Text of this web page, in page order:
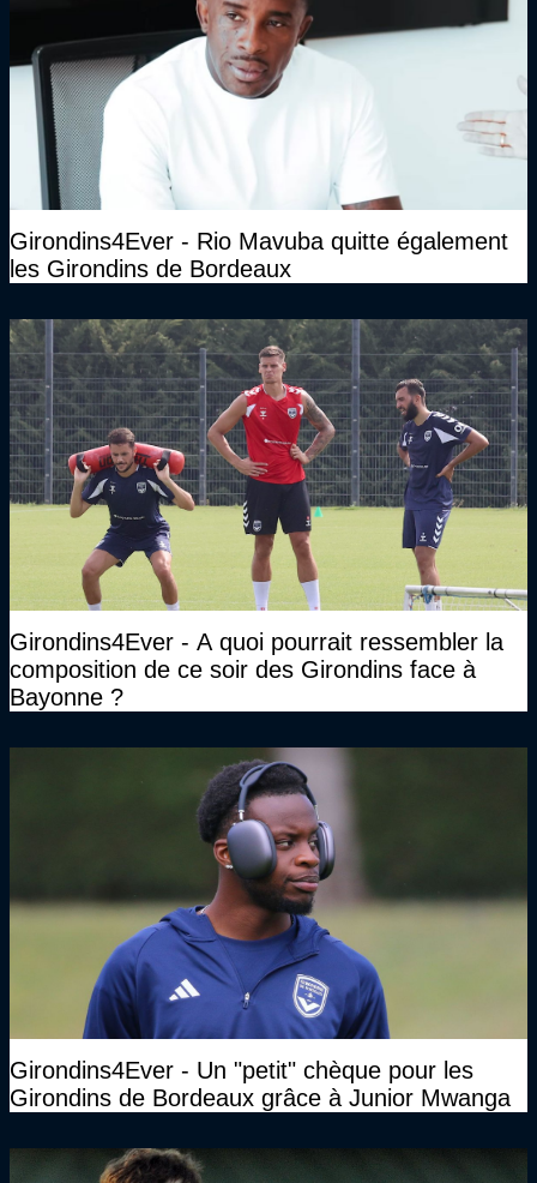
Girondins4Ever - Rio Mavuba quitte également
les Girondins de Bordeaux
Girondins4Ever - A quoi pourrait ressembler la
composition de ce soir des Girondins face à
Bayonne ?
Girondins4Ever - Un "petit" chèque pour les
Girondins de Bordeaux grâce à Junior Mwanga